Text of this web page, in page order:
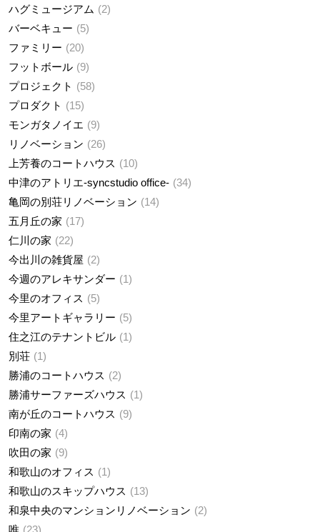
ハグミュージアム
2
バーベキュー
5
ファミリー
20
フットボール
9
プロジェクト
58
プロダクト
15
モンガタノイエ
9
リノベーション
26
上芳養のコートハウス
10
中津のアトリエ-syncstudio office- 34
亀岡の別荘リノベーション
14
五月丘の家
17
仁川の家
22
今出川の雑貨屋
2
今週のアレキサンダー
1
今里のオフィス
5
今里アートギャラリー
5
住之江のテナントビル
1
別荘
1
勝浦のコートハウス
2
勝浦サーファーズハウス
1
南が丘のコートハウス
9
印南の家
4
吹田の家
9
和歌山のオフィス
1
和歌山のスキップハウス
13
和泉中央のマンションリノベーション
2